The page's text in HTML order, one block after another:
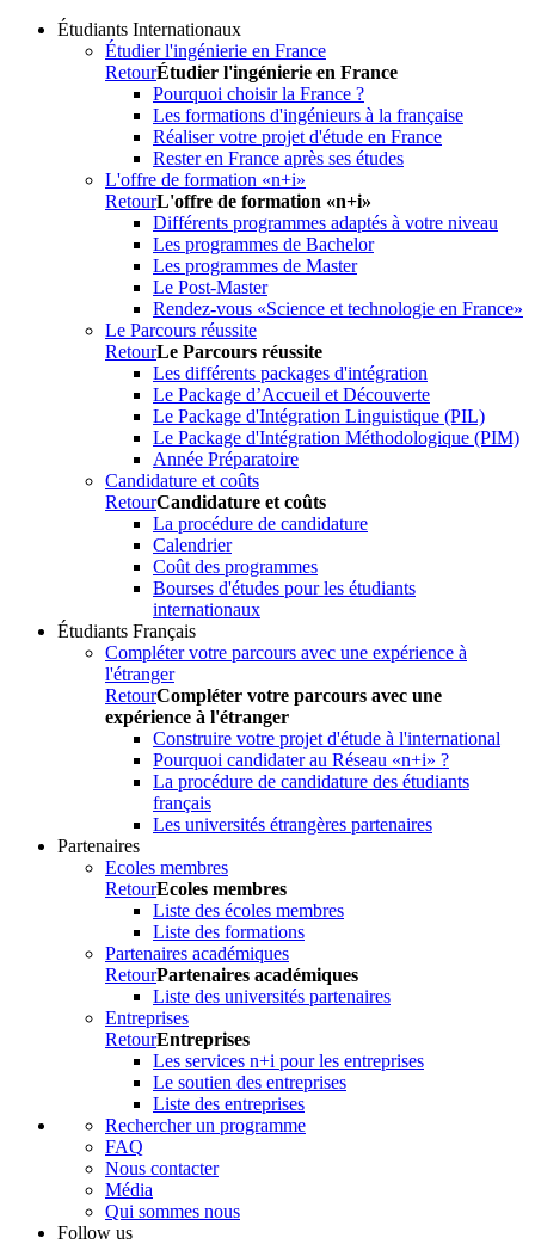
Étudiants Internationaux
Étudier l'ingénierie en France
RetourÉtudier l'ingénierie en France
Pourquoi choisir la France ?
Les formations d'ingénieurs à la française
Réaliser votre projet d'étude en France
Rester en France après ses études
L'offre de formation «n+i»
RetourL'offre de formation «n+i»
Différents programmes adaptés à votre niveau
Les programmes de Bachelor
Les programmes de Master
Le Post-Master
Rendez-vous «Science et technologie en France»
Le Parcours réussite
RetourLe Parcours réussite
Les différents packages d'intégration
Le Package d’Accueil et Découverte
Le Package d'Intégration Linguistique (PIL)
Le Package d'Intégration Méthodologique (PIM)
Année Préparatoire
Candidature et coûts
RetourCandidature et coûts
La procédure de candidature
Calendrier
Coût des programmes
Bourses d'études pour les étudiants
internationaux
Étudiants Français
Compléter votre parcours avec une expérience à
l'étranger
RetourCompléter votre parcours avec une
expérience à l'étranger
Construire votre projet d'étude à l'international
Pourquoi candidater au Réseau «n+i» ?
La procédure de candidature des étudiants
français
Les universités étrangères partenaires
Partenaires
Ecoles membres
RetourEcoles membres
Liste des écoles membres
Liste des formations
Partenaires académiques
RetourPartenaires académiques
Liste des universités partenaires
Entreprises
RetourEntreprises
Les services n+i pour les entreprises
Le soutien des entreprises
Liste des entreprises
Rechercher un programme
FAQ
Nous contacter
Média
Qui sommes nous
Follow us